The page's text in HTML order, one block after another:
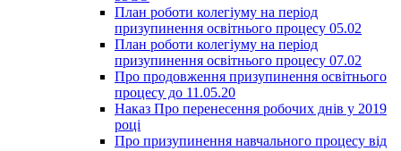
План роботи колегіуму на період
призупинення освітнього процесу 05.02
План роботи колегіуму на період
призупинення освітнього процесу 07.02
Про продовження призупинення освітнього
процесу до 11.05.20
Наказ Про перенесення робочих днів у 2019
році
Про призупинення навчального процесу від